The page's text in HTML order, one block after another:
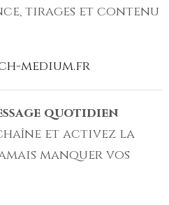
tirages et contenu
medium.fr
quotidien
et activez la
manquer vos